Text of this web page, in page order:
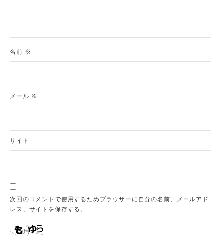
名前 ※
メール ※
サイト
次回のコメントで使用するためブラウザーに自分の名前、メールアド
レス、サイトを保存する。